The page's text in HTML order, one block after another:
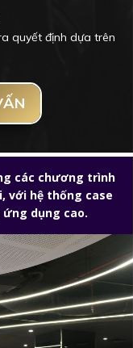
quyết định dựa trên
các chương trình
với hệ thống case
dụng cao.